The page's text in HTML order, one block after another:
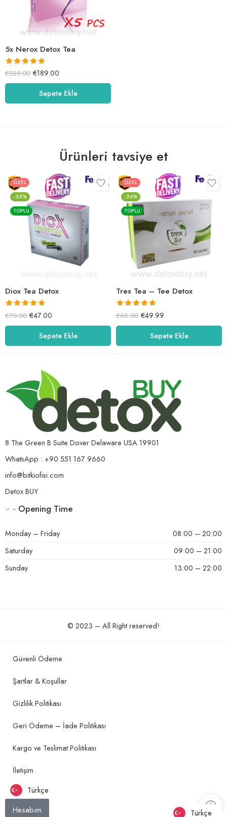
5x Nerox Detox Tea
5 üzerinden
5.00oy aldı
€325.00 €189.00
Sepete Ekle
Ürünleri tavsiye et
ÖZEL
-33%
TOPLU
Diox Tea Detox
5 üzerinden
5.00oy aldı
€70.00 €47.00
Sepete Ekle
ÖZEL
-26%
TOPLU
Trex Tea – Tee Detox
5 üzerinden
5.00oy aldı
€68.00 €49.99
Sepete Ekle
8 The Green B Suite Dover Delaware USA 19901
WhatsApp : +90 551 167 9660
info@bitkiofisi.com
Detox BUY
Opening Time
Monday – Friday
08:00 – 20:00
Saturday
09:00 – 21:00
Sunday
13:00 – 22:00
© 2023 – All Right reserved!
Güvenli Ödeme
Şartlar & Koşullar
Gizlilik Politikası
Geri Ödeme – İade Politikası
Kargo ve Teslimat Politikası
İletişim
Türkçe
Hesabım Türkçe
Türkçe